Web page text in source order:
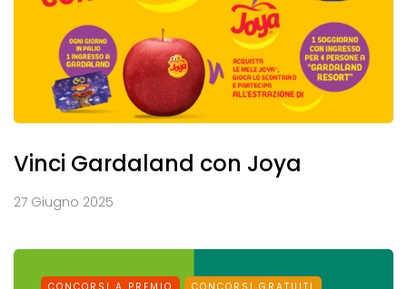
Vinci Gardaland con Joya
27 Giugno 2025